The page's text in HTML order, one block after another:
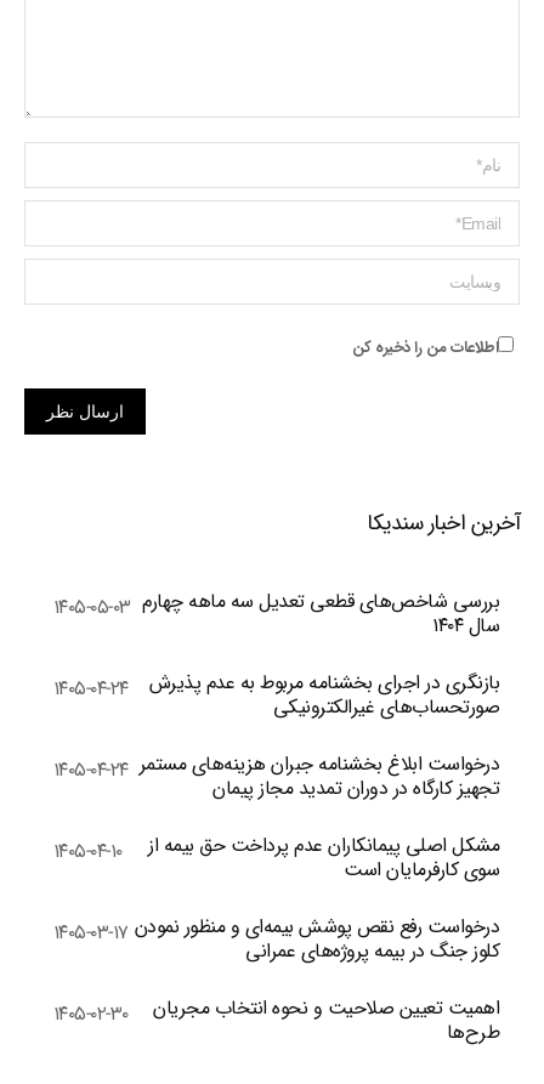
Name *
ایمیل *
وبسایت
اطلاعات من را ذخیره کن
ارسال نظر
آخرین اخبار سندیکا
بررسی شاخص‌های قطعی تعدیل سه ماهه چهارم
سال ۱۴۰۴
۱۴۰۵-۰۵-۰۳
بازنگری در اجرای بخشنامه مربوط به عدم پذیرش
صورتحساب‌های غیرالکترونیکی
۱۴۰۵-۰۴-۲۴
درخواست ابلاغ بخشنامه جبران هزینه‌های مستمر
تجهیز کارگاه در دوران تمدید مجاز پیمان
۱۴۰۵-۰۴-۲۴
مشکل اصلی پیمانکاران عدم پرداخت حق بیمه از
سوی کارفرمایان است
۱۴۰۵-۰۴-۱۰
درخواست رفع نقص پوشش بیمه‌ای و منظور نمودن
کلوز جنگ در بیمه پروژه‌های عمرانی
۱۴۰۵-۰۳-۱۷
اهمیت تعیین صلاحیت و نحوه انتخاب مجریان
طرح‌ها
۱۴۰۵-۰۲-۳۰